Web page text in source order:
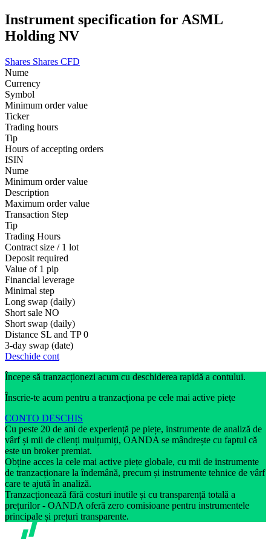
Instrument specification for ASML
Holding NV
Shares Shares CFD
Nume
Currency
Symbol
Minimum order value
Ticker
Trading hours
Tip
Hours of accepting orders
ISIN
Nume
Minimum order value
Description
Maximum order value
Transaction Step
Tip
Trading Hours
Contract size / 1 lot
Deposit required
Value of 1 pip
Financial leverage
Minimal step
Long swap (daily)
Short sale NO
Short swap (daily)
Distance SL and TP 0
3-day swap (date)
Deschide cont
Începe să tranzacționezi acum cu deschiderea rapidă a contului.
Înscrie-te acum pentru a tranzacționa pe cele mai active piețe
CONTO DESCHIS
Cu peste 20 de ani de experiență pe piețe, instrumente de analiză de
vârf și mii de clienți mulțumiți, OANDA se mândrește cu faptul că
este un broker premiat.
Obține acces la cele mai active piețe globale, cu mii de instrumente
de tranzacționare la îndemână, precum și instrumente tehnice de vârf
care te ajută în analiză.
Tranzacționează fără costuri inutile și cu transparență totală a
prețurilor - OANDA oferă zero comisioane pentru instrumentele
principale și prețuri transparente.